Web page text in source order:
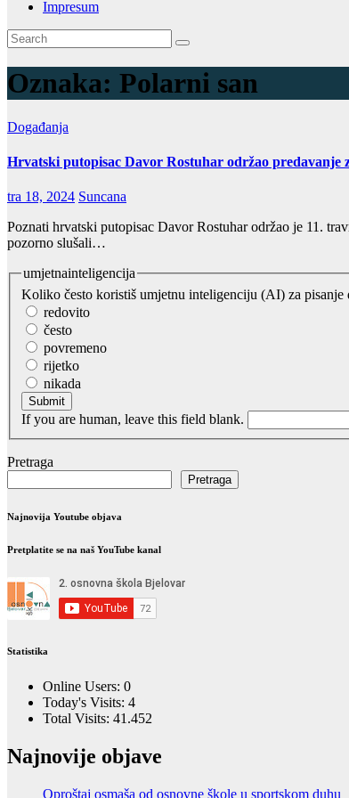
Impresum
Oznaka: Polarni san
Događanja
Hrvatski putopisac Davor Rostuhar održao predavanje
tra 18, 2024 Suncana
Poznati hrvatski putopisac Davor Rostuhar održao je 11.
pozorno slušali…
umjetnainteligencija
Koliko često koristiš umjetnu inteligenciju (AI) za pisanje
redovito
često
povremeno
rijetko
nikada
Submit
If you are human, leave this field blank.
Pretraga
Pretraga
Najnovija Youtube objava
Pretplatite se na naš YouTube kanal
Statistika
Online Users: 0
Today's Visits: 4
Total Visits: 41.452
Najnovije objave
Oproštaj osmaša od osnovne škole u sportskom duhu